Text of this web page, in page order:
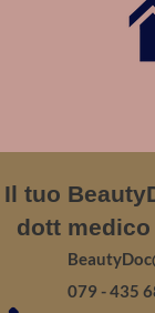
Il tuo
dott medico
079 - 435